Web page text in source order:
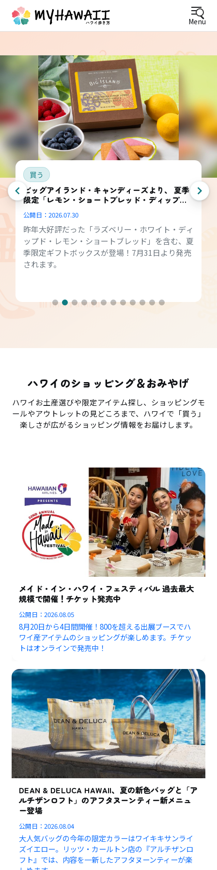
Menu
買う
ビッグアイランド・キャンディーズより、 夏季
限定「レモン・ショートブレッド・ディップ
公開日： 2026.07.30
昨年大好評だった「ラズベリー・ホワイト・ディ
ップド・レモン・ショートブレッド」を含む、夏
季限定ギフトボックスが登場！7月31日より発売
されます。
ハワイのショッピング＆おみやげ
ハワイお土産選びや限定アイテム探し、ショッピングモ
ールやアウトレットの見どころまで、ハワイで「買う」
楽しさが広がるショッピング情報をお届けします。
メイド・イン・ハワイ・フェスティバル 過去最大
規模で開催！チケット発売中
公開日：2026.08.05
8月20日から4日間開催！800を超える出展ブースでハ
ワイ産アイテムのショッピングが楽しめます。チケッ
トはオンラインで発売中！
DEAN & DELUCA HAWAII、夏の新色バッグと「ア
ルチザンロフト」のアフタヌーンティー新メニュ
ー登場
公開日：2026.08.04
大人気バッグの今年の限定カラーはワイキキサンライ
ズイエロー。リッツ・カールトン店の『アルチザンロ
フト』では、内容を一新したアフタヌーンティーが楽